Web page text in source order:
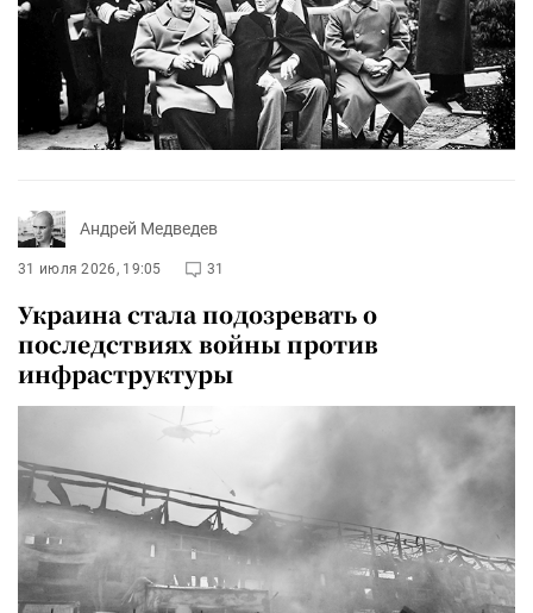
Андрей Медведев
31 июля 2026, 19:05 31
Украина стала подозревать о
последствиях войны против
инфраструктуры